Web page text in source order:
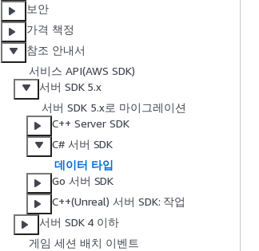
보안
가격 책정
참조 안내서
서비스 API(AWS SDK)
서버 SDK 5.x
서버 SDK 5.x로 마이그레이션
C++ Server SDK
C# 서버 SDK
데이터 타입
Go 서버 SDK
C++(Unreal) 서버 SDK: 작업
서버 SDK 4 이하
게임 세션 배치 이벤트